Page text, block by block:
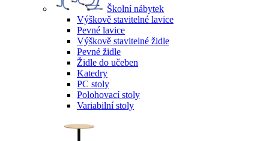
Školní nábytek
Výškově stavitelné lavice
Pevné lavice
Výškově stavitelné židle
Pevné židle
Židle do učeben
Katedry
PC stoly
Polohovací stoly
Variabilní stoly